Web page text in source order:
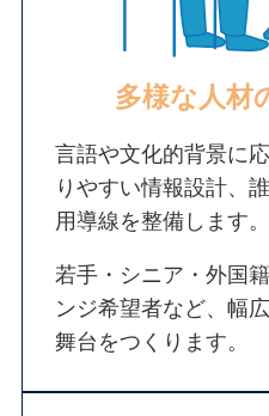
多様な人材
言語や文化的背景に
りやすい情報設計、
用導線を整備します。
若手・シニア・外国
ンジ希望者など、幅
舞台をつくります。